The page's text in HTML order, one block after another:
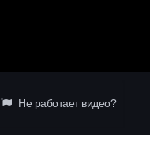
Не работает видео?